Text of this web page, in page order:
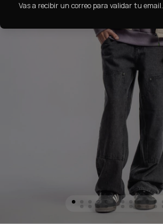
Vas a recibir un correo para validar tu email.